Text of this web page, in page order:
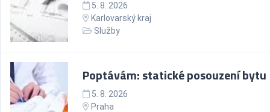
5. 8. 2026
Karlovarský kraj
Služby
Poptávám: statické posouzení bytu
5. 8. 2026
Praha